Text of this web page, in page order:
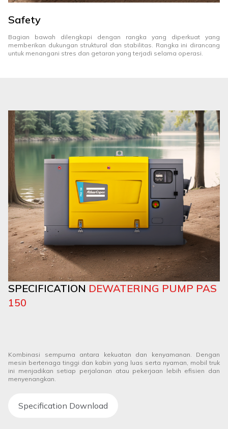
Safety
Bagian bawah dilengkapi dengan rangka yang diperkuat yang
memberikan dukungan struktural dan stabilitas. Rangka ini dirancang
untuk menangani stres dan getaran yang terjadi selama operasi.
SPECIFICATION DEWATERING PUMP PAS
150
Kombinasi sempurna antara kekuatan dan kenyamanan. Dengan
mesin bertenaga tinggi dan kabin yang luas serta nyaman, mobil truk
ini menjadikan setiap perjalanan atau pekerjaan lebih efisien dan
menyenangkan.
Specification Download